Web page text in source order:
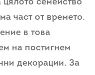
цялото семейство
част от времето.
в това
на постигнем
декорации. За